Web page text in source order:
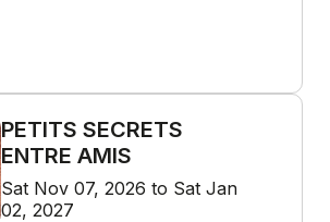
PETITS SECRETS
ENTRE AMIS
Sat Nov 07, 2026 to Sat Jan
02, 2027